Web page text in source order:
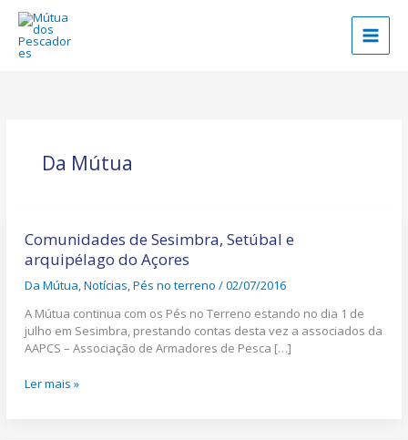
content
Da Mútua
Comunidades de Sesimbra, Setúbal e
arquipélago do Açores
Da Mútua,Notícias,Pés no terreno /02/07/2016
A Mútua continua com os Pés no Terreno estando no dia 1 de
julho em Sesimbra, prestando contas desta vez a associados da
AAPCS – Associação de Armadores de Pesca […]
de
Sesimbra,
Setúbal
e
arquipélago
do
Açores
Ler mais »